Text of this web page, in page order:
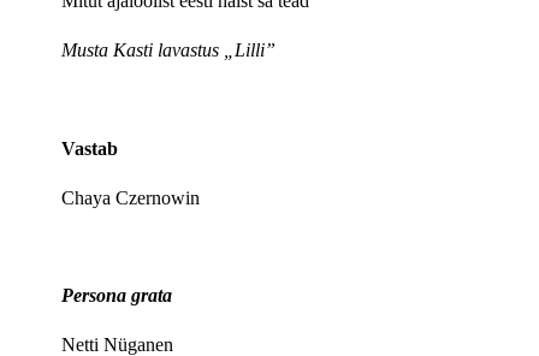
Musta Kasti lavastus „Lilli”
Vastab
Chaya Czernowin
Persona grata
Netti Nüganen